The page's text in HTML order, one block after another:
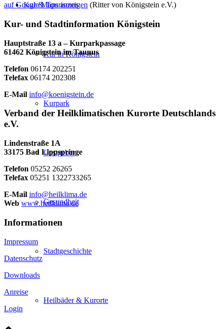
Kur & Tourismus
Kur in Königstein
Kurpark
Gastgeber
Gesundheit
Stadtgeschichte
Heilbäder & Kurorte
auf Google Maps anzeigen (Ritter von Königstein e.V.)
Kur- und Stadtinformation Königstein
Hauptstraße 13 a – Kurparkpassage
61462 Königstein im Taunus
Telefon 06174 202251
Telefax 06174 202308
E-Mail info@koenigstein.de
Verband der Heilklimatischen Kurorte Deutschlands
e.V.
Lindenstraße 1A
33175 Bad Lippspringe
Telefon 05252 26265
Telefax 05251 1322733265
E-Mail info@heilklima.de
Web www.heilklima.de
Informationen
Impressum
Datenschutz
Downloads
Anreise
Login